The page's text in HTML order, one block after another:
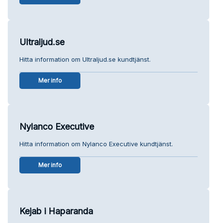
Ultraljud.se
Hitta information om Ultraljud.se kundtjänst.
Mer info
Nylanco Executive
Hitta information om Nylanco Executive kundtjänst.
Mer info
Kejab i Haparanda